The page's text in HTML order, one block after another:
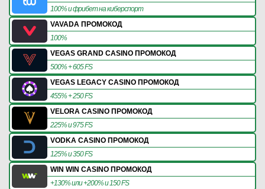
100% и фрибет на киберспорт
VAVADA ПРОМОКОД
100%
VEGAS GRAND CASINO ПРОМОКОД
500% + 605 FS
VEGAS LEGACY CASINO ПРОМОКОД
455% + 250 FS
VELORA CASINO ПРОМОКОД
225% и 975 FS
VODKA CASINO ПРОМОКОД
125% и 350 FS
WIN WIN CASINO ПРОМОКОД
+130% или +200% и 150 FS